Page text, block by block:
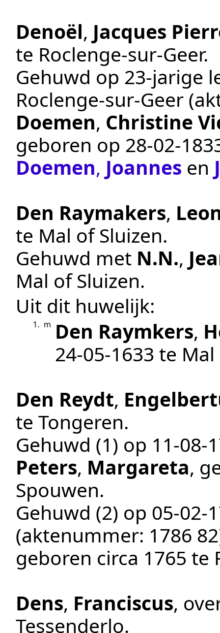
Denoël, Jacques
te Roclenge-sur-Geer.
Gehuwd op 23-jarige
Roclenge-sur-Geer
Doemen, Christine
geboren op
Doemen, Joannes en
Den Raymakers,
te Mal of Sluizen.
Gehuwd met N.N.,
Mal of Sluizen.
Uit dit huwelijk:
1. m Den Raymkers,
24‑05‑1633 te Mal
Den Reydt,
te Tongeren.
Gehuwd (1) op
Peters, Margareta,
Spouwen.
Gehuwd (2) op
(aktenummer: 1786 82
geboren circa 1765 te
Dens, Franciscus,
Tessenderlo.